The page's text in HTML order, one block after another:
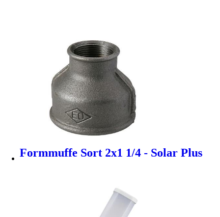
Formmuffe Sort 2x1 1/4 - Solar Plus